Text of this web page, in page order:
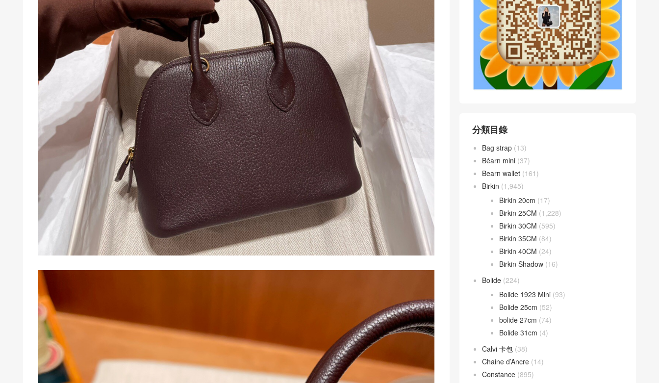
分類目錄
Bag strap (13)
Béarn mini (37)
Bearn wallet (161)
Birkin (1,945)
Birkin 20cm (17)
Birkin 25CM (1,228)
Birkin 30CM (595)
Birkin 35CM (84)
Birkin 40CM (24)
Birkin Shadow (16)
Bolide (224)
Bolide 1923 Mini (93)
Bolide 25cm (52)
bolide 27cm (74)
Bolide 31cm (4)
Calvi 卡包 (38)
Chaine d’Ancre (14)
Constance (895)